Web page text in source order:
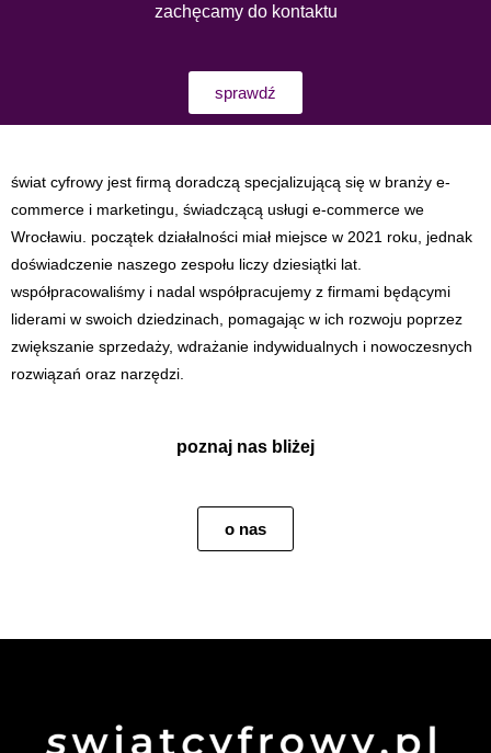
zachęcamy do kontaktu
sprawdź
świat cyfrowy jest firmą doradczą specjalizującą się w branży e-
commerce i marketingu, świadczącą usługi e-commerce we
Wrocławiu. początek działalności miał miejsce w 2021 roku, jednak
doświadczenie naszego zespołu liczy dziesiątki lat.
współpracowaliśmy i nadal współpracujemy z firmami będącymi
liderami w swoich dziedzinach, pomagając w ich rozwoju poprzez
zwiększanie sprzedaży, wdrażanie indywidualnych i nowoczesnych
rozwiązań oraz narzędzi.
poznaj nas bliżej
o nas